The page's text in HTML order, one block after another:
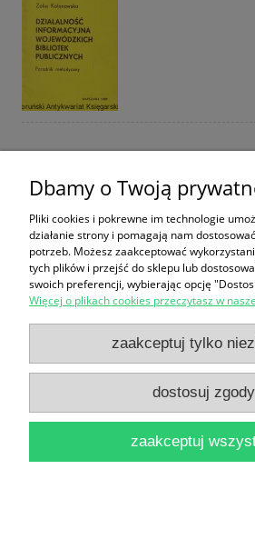
Z badań nad książką i
Tom 4 2010 / Jacek Soszyński
Księga Pamiątkowa : jubileusz
Dbamy o Twoją
Pliki cookies i pokrewne im technologie
działanie strony i pomagają nam
potrzeb. Możesz zaakceptować
tych plików i przejść do sklepu lub
swoich preferencji, wybierając opcję
Więcej o plikach cookies przeczytasz w
zaakceptuj tylko
dostosuj zgody
zaakceptuj